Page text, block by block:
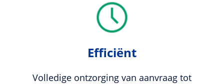
Efficiënt
Volledige ontzorging van aanvraag tot